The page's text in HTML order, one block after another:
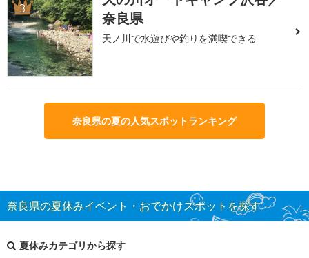
3
奈良県
天ノ川で水遊びや釣りを満喫できる
奈良県の夏の人気スポットランキング
奈良県の夏休みイベント・おでかけスポットを探す
夏休みカテゴリから探す